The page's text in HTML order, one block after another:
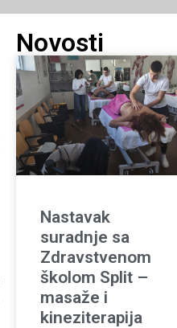
Novosti
Nastavak
suradnje sa
Zdravstvenom
školom Split –
masaže i
kineziterapija